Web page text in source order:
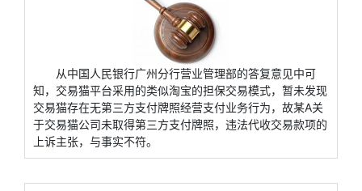
从中国人民银行广州分行营业管理部的答复意见中可
知，交易猫平台采用的类似淘宝的担保交易模式，暂未发现
交易猫存在无第三方支付牌照经营支付业务行为，故某A关
于交易猫公司未取得第三方支付牌照，违法代收交易款项的
上诉主张，与事实不符。